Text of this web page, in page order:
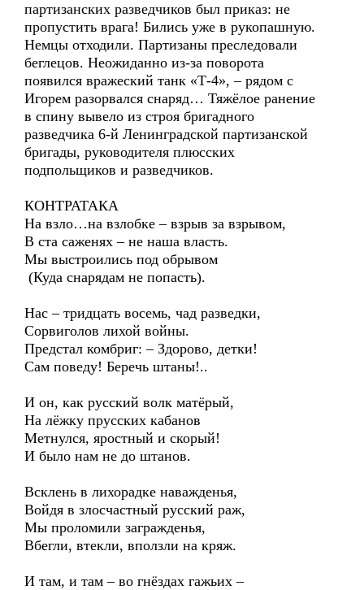
партизанских разведчиков был приказ: не
пропустить врага! Бились уже в рукопашную.
Немцы отходили. Партизаны преследовали
беглецов. Неожиданно из-за поворота
появился вражеский танк «Т-4», – рядом с
Игорем разорвался снаряд… Тяжёлое ранение
в спину вывело из строя бригадного
разведчика 6-й Ленинградской партизанской
бригады, руководителя плюсских
подпольщиков и разведчиков.
КОНТРАТАКА
На взло…на взлобке – взрыв за взрывом,
В ста саженях – не наша власть.
Мы выстроились под обрывом
(Куда снарядам не попасть).
Нас – тридцать восемь, чад разведки,
Сорвиголов лихой войны.
Предстал комбриг: – Здорово, детки!
Сам поведу! Беречь штаны!..
И он, как русский волк матёрый,
На лёжку прусских кабанов
Метнулся, яростный и скорый!
И было нам не до штанов.
Всклень в лихорадке наважденья,
Войдя в злосчастный русский раж,
Мы проломили загражденья,
Вбегли, втекли, вползли на кряж.
И там, и там – во гнёздах гажьих –